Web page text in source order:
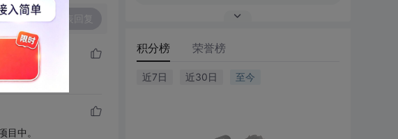
发表回复
中。
积分榜 荣誉榜
近7日 近30日 至今